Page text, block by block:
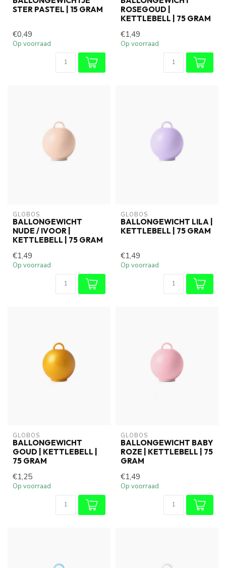
STER PASTEL | 15 GRAM
€0,49
Op voorraad
ROSEGOUD |
KETTLEBELL | 75 GRAM
€1,49
Op voorraad
GLOBOS
BALLONGEWICHT
NUDE / IVOOR |
KETTLEBELL | 75 GRAM
€1,49
Op voorraad
GLOBOS
BALLONGEWICHT LILA |
KETTLEBELL | 75 GRAM
€1,49
Op voorraad
GLOBOS
BALLONGEWICHT
GOUD | KETTLEBELL |
75 GRAM
€1,25
Op voorraad
GLOBOS
BALLONGEWICHT BABY
ROZE | KETTLEBELL | 75
GRAM
€1,49
Op voorraad